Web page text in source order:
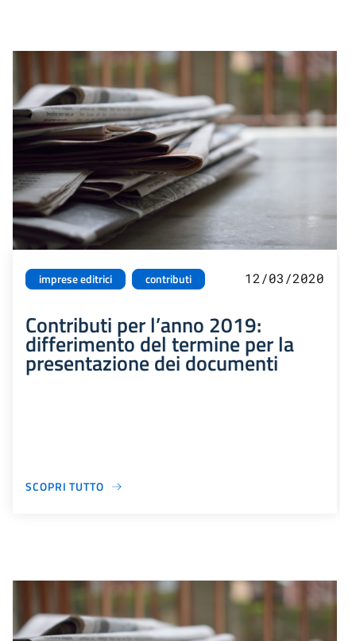
imprese editrici contributi 12/03/2020
Contributi per l’anno 2019:
differimento del termine per la
presentazione dei documenti
SCOPRI TUTTO